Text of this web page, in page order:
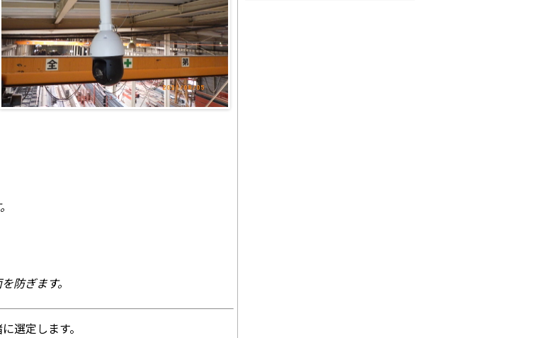
防ぎます。
選定します。